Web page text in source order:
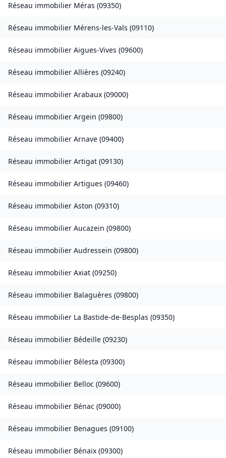
Réseau immobilier Méras (09350)
Réseau immobilier Mérens-les-Vals (09110)
Réseau immobilier Aigues-Vives (09600)
Réseau immobilier Allières (09240)
Réseau immobilier Arabaux (09000)
Réseau immobilier Argein (09800)
Réseau immobilier Arnave (09400)
Réseau immobilier Artigat (09130)
Réseau immobilier Artigues (09460)
Réseau immobilier Aston (09310)
Réseau immobilier Aucazein (09800)
Réseau immobilier Audressein (09800)
Réseau immobilier Axiat (09250)
Réseau immobilier Balaguères (09800)
Réseau immobilier La Bastide-de-Besplas (09350)
Réseau immobilier Bédeille (09230)
Réseau immobilier Bélesta (09300)
Réseau immobilier Belloc (09600)
Réseau immobilier Bénac (09000)
Réseau immobilier Benagues (09100)
Réseau immobilier Bénaix (09300)